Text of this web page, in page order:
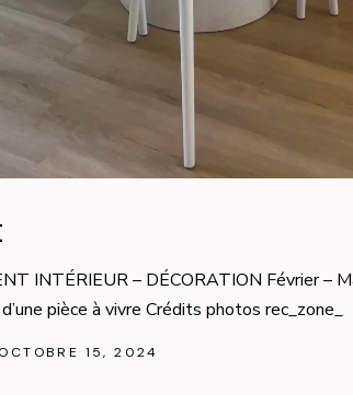
INTÉRIEUR – DÉCORATION Février –
pièce à vivre Crédits photos rec_zone_
OCTOBRE 15, 2024